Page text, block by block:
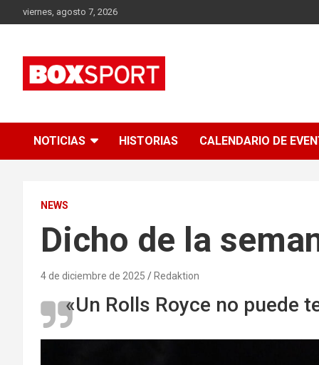
to
viernes, agosto 7, 2026
NOTICIAS HISTORIAS CALENDARIO DE
NEWS
Dicho de la
4 de diciembre de 2025 Redaktion
«Un Rolls Royce no puede